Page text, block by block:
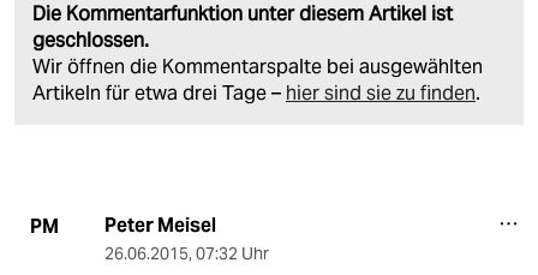
Die Kommentarfunktion unter diesem Artikel ist
geschlossen.
Wir öffnen die Kommentarspalte bei ausgewählten
Artikeln für etwa drei Tage – hier sind sie zu finden.
PM Peter Meisel
26.06.2015, 07:32 Uhr